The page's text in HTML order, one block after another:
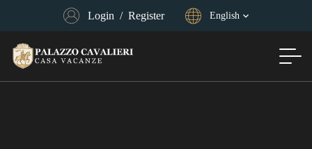
Login / Register English